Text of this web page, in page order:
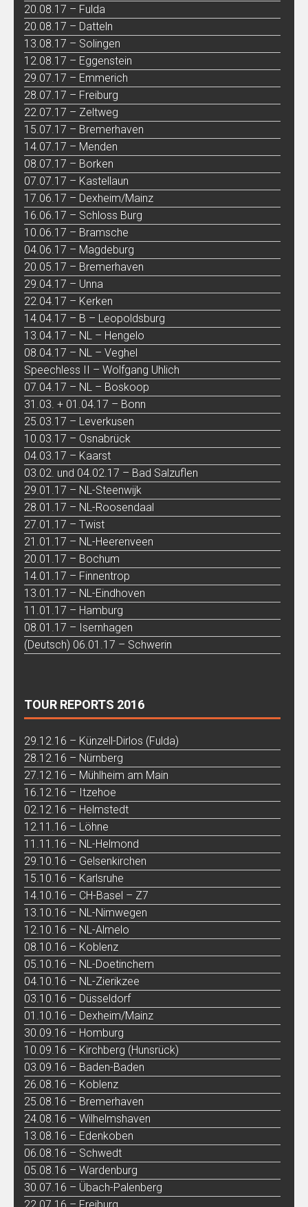
20.08.17 – Fulda
20.08.17 – Datteln
13.08.17 – Solingen
12.08.17 – Eggenstein
29.07.17 – Emmerich
28.07.17 – Freiburg
22.07.17 – Zeltweg
15.07.17 – Bremerhaven
14.07.17 – Menden
08.07.17 – Borken
07.07.17 – Kastellaun
17.06.17 – Dexheim/Mainz
16.06.17 – Schloss Burg
10.06.17 – Bramsche
04.06.17 – Magdeburg
20.05.17 – Bremerhaven
29.04.17 – Unna
22.04.17 – Kerken
14.04.17 – B – Leopoldsburg
13.04.17 – NL – Hengelo
08.04.17 – NL – Veghel
Speechless II – Wolfgang Uhlich
07.04.17 – NL – Boskoop
31.03. + 01.04.17 – Bonn
25.03.17 – Leverkusen
10.03.17 – Osnabrück
04.03.17 – Kaarst
03.02. und 04.02.17 – Bad Salzuflen
29.01.17 – NL-Steenwijk
28.01.17 – NL-Roosendaal
27.01.17 – Twist
21.01.17 – NL-Heerenveen
20.01.17 – Bochum
14.01.17 – Finnentrop
13.01.17 – NL-Eindhoven
11.01.17 – Hamburg
08.01.17 – Isernhagen
(Deutsch) 06.01.17 – Schwerin
TOUR REPORTS 2016
29.12.16 – Künzell-Dirlos (Fulda)
28.12.16 – Nürnberg
27.12.16 – Mühlheim am Main
16.12.16 – Itzehoe
02.12.16 – Helmstedt
12.11.16 – Löhne
11.11.16 – NL-Helmond
29.10.16 – Gelsenkirchen
15.10.16 – Karlsruhe
14.10.16 – CH-Basel – Z7
13.10.16 – NL-Nimwegen
12.10.16 – NL-Almelo
08.10.16 – Koblenz
05.10.16 – NL-Doetinchem
04.10.16 – NL-Zierikzee
03.10.16 – Düsseldorf
01.10.16 – Dexheim/Mainz
30.09.16 – Homburg
10.09.16 – Kirchberg (Hunsrück)
03.09.16 – Baden-Baden
26.08.16 – Koblenz
25.08.16 – Bremerhaven
24.08.16 – Wilhelmshaven
13.08.16 – Edenkoben
06.08.16 – Schwedt
05.08.16 – Wardenburg
30.07.16 – Übach-Palenberg